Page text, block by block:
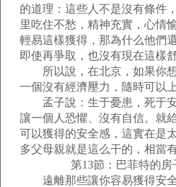
的道理：這些人不是沒有條件
里吃住不愁，精神充實，心
輕易這樣獲得，那為什么他們
即使再爭取，也沒有現在這樣
所以說，在北京，如果你想
一個沒有經濟壓力，隨時可以
孟子說：生于憂患，死于安
讓一個人恐懼、沒有自信。就
可以獲得的安全感，這實在是
多父母親就是這么干的，相當有
第13節：巴菲特的房
遠離那些讓你容易獲得安全